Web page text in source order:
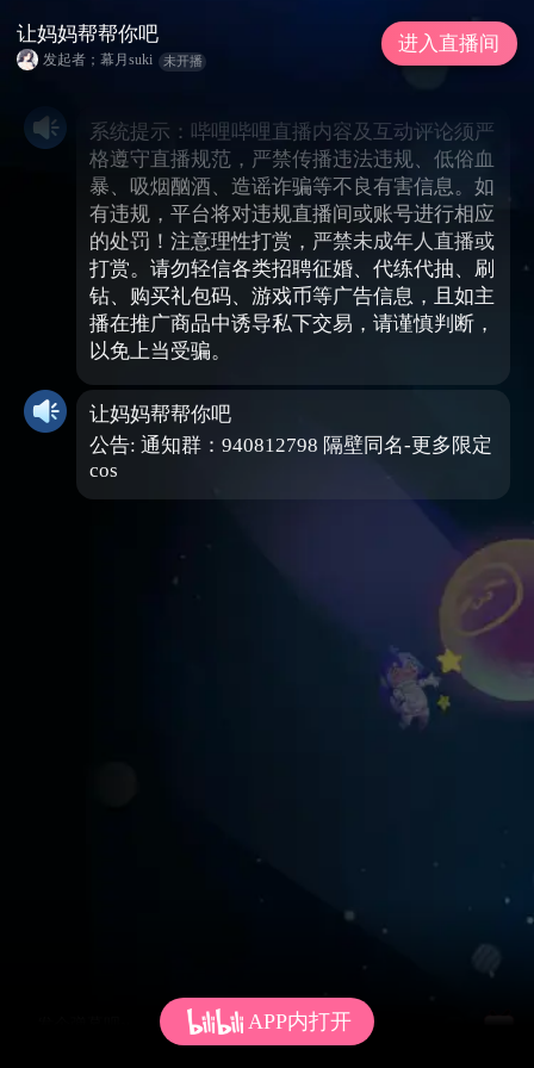
系统提示：哔哩哔哩直播内容及互动评论须严
格遵守直播规范，严禁传播违法违规、低俗血
暴、吸烟酗酒、造谣诈骗等不良有害信息。如
有违规，平台将对违规直播间或账号进行相应
的处罚！注意理性打赏，严禁未成年人直播或
打赏。请勿轻信各类招聘征婚、代练代抽、刷
钻、购买礼包码、游戏币等广告信息，且如主
播在推广商品中诱导私下交易，请谨慎判断，
以免上当受骗。
让妈妈帮帮你吧
公告: 通知群：940812798 隔壁同名-更多限定
cos
让妈妈帮帮你吧
发起者；幕月suki 未开播
进入直播间
APP内打开